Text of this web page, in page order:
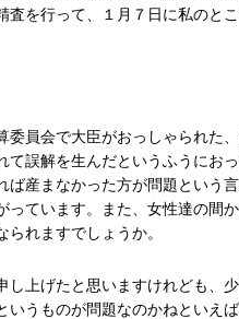
査を行って、１月７日に私のと
委員会で大臣がおっしゃられた
て誤解を生んだというふうにお
ば産まなかった方が問題という
っています。また、女性達の間
られますでしょうか。
し上げたと思いますけれども、
いうものが問題なのかねといえ